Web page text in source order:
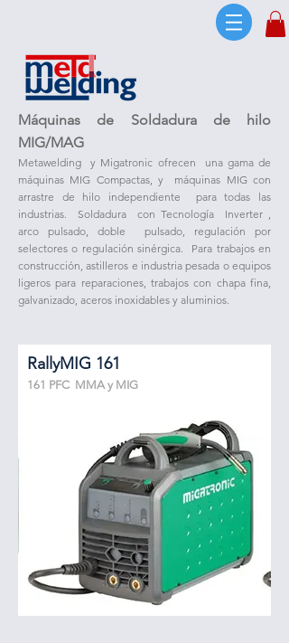
Máquinas de Soldadura de hilo
MIG/MAG
Metawelding y Migatronic ofrecen una gama de
máquinas MIG Compactas, y máquinas MIG con
arrastre de hilo independiente para todas las
industrias. Soldadura con Tecnología Inverter ,
arco pulsado, doble pulsado, regulación por
selectores o regulación sinérgica. Para trabajos en
construcción, astilleros e industria pesada o equipos
ligeros para reparaciones, trabajos con chapa fina,
galvanizado, aceros inoxidables y aluminios.
RallyMIG 161
161 PFC MMA y MIG